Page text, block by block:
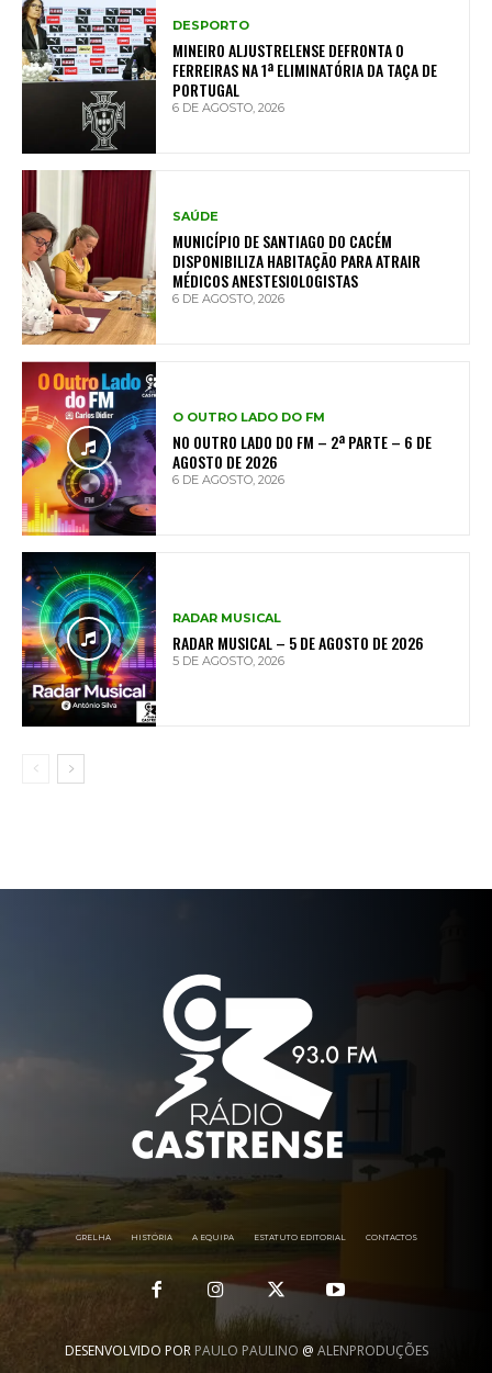
DESPORTO
MINEIRO ALJUSTRELENSE DEFRONTA O
FERREIRAS NA 1ª ELIMINATÓRIA DA TAÇA DE
PORTUGAL
6 DE AGOSTO, 2026
SAÚDE
MUNICÍPIO DE SANTIAGO DO CACÉM
DISPONIBILIZA HABITAÇÃO PARA ATRAIR
MÉDICOS ANESTESIOLOGISTAS
6 DE AGOSTO, 2026
O OUTRO LADO DO FM
NO OUTRO LADO DO FM – 2ª PARTE – 6 DE
AGOSTO DE 2026
6 DE AGOSTO, 2026
RADAR MUSICAL
RADAR MUSICAL – 5 DE AGOSTO DE 2026
5 DE AGOSTO, 2026
GRELHA HISTÓRIA A EQUIPA ESTATUTO EDITORIAL CONTACTOS
DESENVOLVIDO POR PAULO PAULINO @ ALENPRODUÇÕES